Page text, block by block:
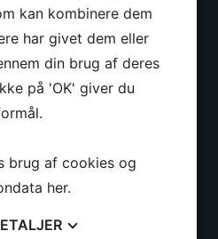
kan kombinere dem
har givet dem eller
din brug af deres
på 'OK' giver du
brug af cookies og
her.